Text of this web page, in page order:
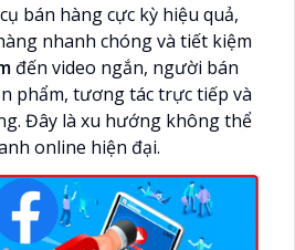
bán hàng cực kỳ hiệu quả,
nhanh chóng và tiết kiệm
đến video ngắn, người bán
phẩm, tương tác trực tiếp và
Đây là xu hướng không thể
online hiện đại.